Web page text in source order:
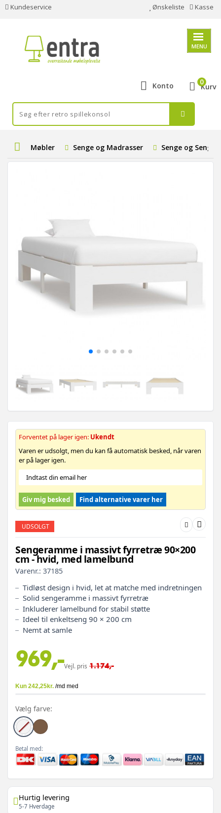
Kundeservice Ønskeliste Kasse
MENU
Konto Kurv
0
Møbler Senge og Madrasser Senge og
Forventet på lager igen: Ukendt
Varen er udsolgt, men du kan få automatisk besked, når varen
er på lager igen.
Giv mig besked Find alternative varer her
UDSOLGT
Sengeramme i massivt fyrretræ 90×200
cm - hvid, med lamelbund
Varenr.: 37185
Tidløst design i hvid, let at matche med indretningen
Solid sengeramme i massivt fyrretræ
Inkluderer lamelbund for stabil støtte
Ideel til enkeltseng 90 × 200 cm
Nemt at samle
969,-Vejl. pris 1.174,-
Vælg farve:
Betal med:
Hurtig levering
5-7 Hverdage